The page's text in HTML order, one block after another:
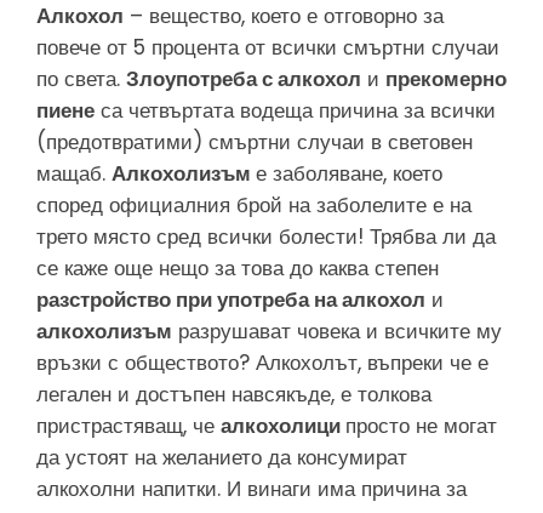
Алкохол – вещество, което е отговорно за
повече от 5 процента от всички смъртни случаи
по света. Злоупотреба с алкохол и прекомерно
пиене са четвъртата водеща причина за всички
(предотвратими) смъртни случаи в световен
мащаб. Алкохолизъм е заболяване, което
според официалния брой на заболелите е на
трето място сред всички болести! Трябва ли да
се каже още нещо за това до каква степен
разстройство при употреба на алкохол и
алкохолизъм разрушават човека и всичките му
връзки с обществото? Алкохолът, въпреки че е
легален и достъпен навсякъде, е толкова
пристрастяващ, че алкохолици просто не могат
да устоят на желанието да консумират
алкохолни напитки. И винаги има причина за